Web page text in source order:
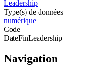
Leadership
Type(s) de données
numérique
Code
DateFinLeadership
Navigation